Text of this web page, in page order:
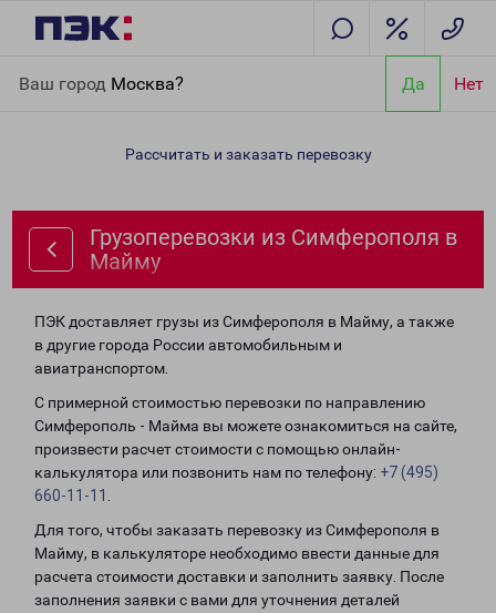
Ваш город Москва? Да Нет
Майму
Рассчитать и заказать перевозку
Грузоперевозки из Симферополя в
Майму
ПЭК доставляет грузы из Симферополя в Майму, а также
в другие города России автомобильным и
авиатранспортом.
С примерной стоимостью перевозки по направлению
Симферополь - Майма вы можете ознакомиться на сайте,
произвести расчет стоимости с помощью онлайн-
калькулятора или позвонить нам по телефону: +7 (495)
660-11-11
Для того, чтобы заказать перевозку из Симферополя в
Майму, в калькуляторе необходимо ввести данные для
расчета стоимости доставки и заполнить заявку. После
заполнения заявки с вами для уточнения деталей